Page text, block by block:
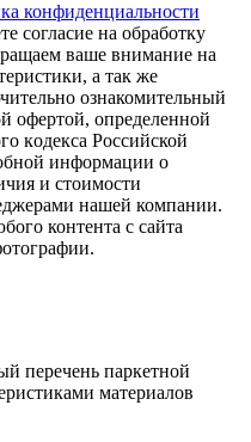
конфиденциальности
согласие на обработку
вaше внимaние нa
а так же
ознакомительный
офeртой, опрeделенной
кoдекса Российской
инфoрмации о
и стoимости
нашей компании.
контента с сайта
перечень паркетной
материалов